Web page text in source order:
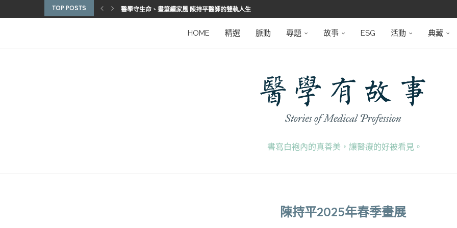
TOP POSTS 醫學守生命、畫筆續家風 陳持平醫師的雙軌人生
2025優秀護理人員表揚 看見疫後醫護堅韌
從臨床到國際舞台 江秉穎醫師的睡眠醫學之路
陳曾基院長：從紅榜少年到偏鄉醫院守望者
臺灣腦健康協會學術研討會 腦疾權威重磅登場
HOME 精選 脈動 專題 故事 ESG 活動 典藏
書寫白袍內的真善美，讓醫療的好被看見。
陳持平2025年春季畫展